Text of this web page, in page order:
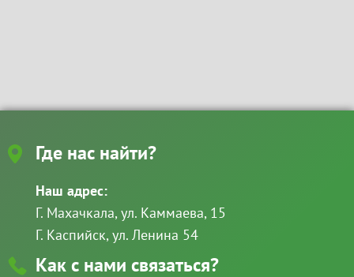
Где нас найти?
Наш адрес:
Г. Махачкала, ул. Каммаева, 15
Г. Каспийск, ул. Ленина 54
Как с нами связаться?